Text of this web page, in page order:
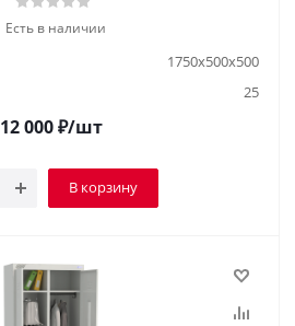
Есть в наличии
1750х500х500
25
12 000₽/шт
В корзину